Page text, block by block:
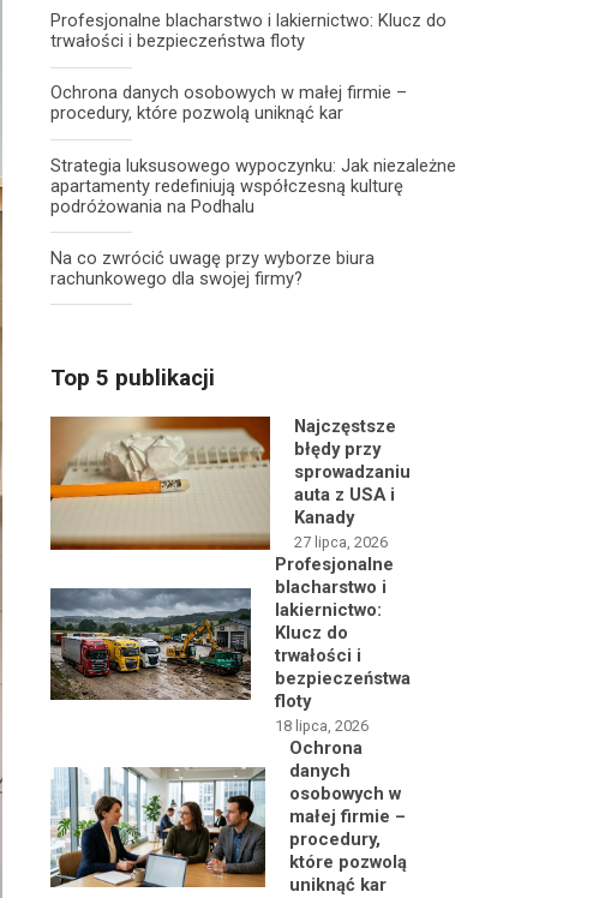
Profesjonalne blacharstwo i lakiernictwo: Klucz do
trwałości i bezpieczeństwa floty
Ochrona danych osobowych w małej firmie –
procedury, które pozwolą uniknąć kar
Strategia luksusowego wypoczynku: Jak niezależne
apartamenty redefiniują współczesną kulturę
podróżowania na Podhalu
Na co zwrócić uwagę przy wyborze biura
rachunkowego dla swojej firmy?
Top 5 publikacji
Najczęstsze
błędy przy
sprowadzaniu
auta z USA i
Kanady
27 lipca, 2026
Profesjonalne
blacharstwo i
lakiernictwo:
Klucz do
trwałości i
bezpieczeństwa
floty
18 lipca, 2026
Ochrona
danych
osobowych w
małej firmie –
procedury,
które pozwolą
uniknąć kar